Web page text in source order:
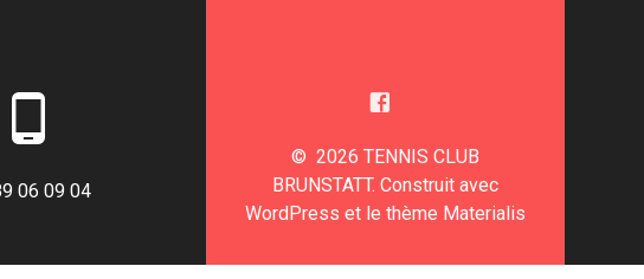
06 09 04
© 2026 TENNIS CLUB
BRUNSTATT. Construit avec
WordPress et lethème Materialis